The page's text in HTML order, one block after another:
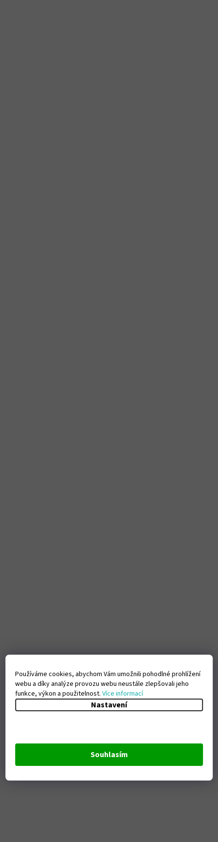
Používáme cookies, abychom Vám umožnili pohodlné prohlížení
webu a díky analýze provozu webu neustále zlepšovali jeho
funkce, výkon a použitelnost.Více informací
Nastavení
Souhlasím